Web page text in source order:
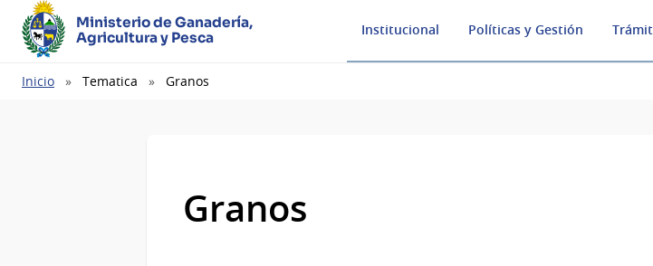
Ministerio de Ganadería,
Agricultura y Pesca
Institucional Políticas y Gestión
Ruta
Inicio Tematica Granos
Granos